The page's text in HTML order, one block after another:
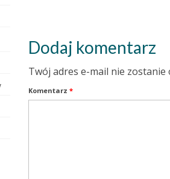
Dodaj komentarz
Twój adres e-mail nie zostanie
Komentarz *